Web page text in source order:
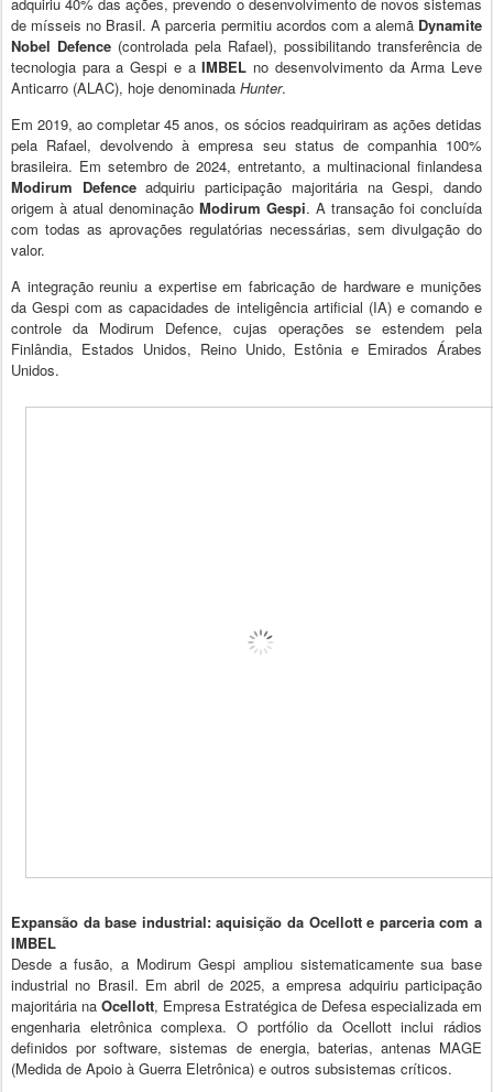
de mísseis no Brasil. A parceria permitiu acordos com a alemã Dynamite
Nobel Defence (controlada pela Rafael), possibilitando transferência de
tecnologia para a Gespi e aIMBEL no desenvolvimento da Arma Leve
Anticarro (ALAC), hoje denominada Hunter.
Em 2019, ao completar 45 anos, os sócios readquiriram as ações detidas
pela Rafael, devolvendo à empresa seu status de companhia 100%
brasileira. Em setembro de 2024, entretanto, a multinacional finlandesa
Modirum Defenceadquiriu participação majoritária na Gespi, dando
origem à atual denominação Modirum Gespi. A transação foi concluída
com todas as aprovações regulatórias necessárias, sem divulgação do
valor.
A integração reuniu a expertise em fabricação de hardware e munições
da Gespi com as capacidades de inteligência artificial (IA) e comando e
controle da Modirum Defence, cujas operações se estendem pela
Finlândia, Estados Unidos, Reino Unido, Estônia e Emirados Árabes
Unidos.
Expansão da base industrial: aquisição da Ocellott e parceria com a
IMBEL
Desde a fusão, a Modirum Gespi ampliou sistematicamente sua base
industrial no Brasil. Em abril de 2025, a empresa adquiriu participação
majoritária na Ocellott, Empresa Estratégica de Defesa especializada em
engenharia eletrônica complexa. O portfólio da Ocellott inclui rádios
definidos por software, sistemas de energia, baterias, antenas MAGE
(Medida de Apoio à Guerra Eletrônica) e outros subsistemas críticos.